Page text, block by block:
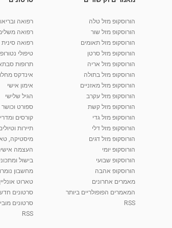
הורוסקופ מזל טלה
הורוסקופ מזל שור
הורוסקופ מזל תאומים
הורוסקופ מזל סרטן
הורוסקופ מזל אריה
הורוסקופ מזל בתולה
הורוסקופ מזל מאזניים
הורוסקופ מזל עקרב
הורוסקופ מזל קשת
הורוסקופ מזל גדי
הורוסקופ מזל דלי
הורוסקופ מזל דגים
הורוסקופ יומי
הורוסקופ שבועי
הורוסקופ אהבה
מאמרים אחרונים
המאמרים הפופולריים ביותר
RSS
רפואה
רפואה
רפואה סינית
טיפולי
תרופות
אינדקס
אימון אישי
הגיל שלישי
ספורט וכושר
קורסים
תיירות
מיסטיקה,
העצמה
בישול
מחשבון
טארוט אונליין
סרטונים
סרטונים
RSS